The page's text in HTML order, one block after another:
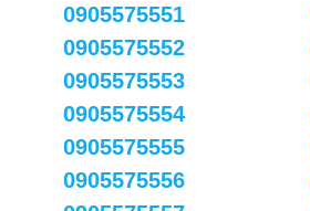
0905575551
0905575552
0905575553
0905575554
0905575555
0905575556